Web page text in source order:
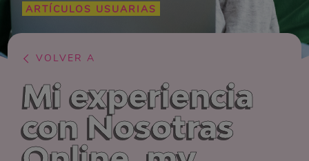
ARTÍCULOS USUARIAS
VOLVER A
Mi experiencia
con Nosotras